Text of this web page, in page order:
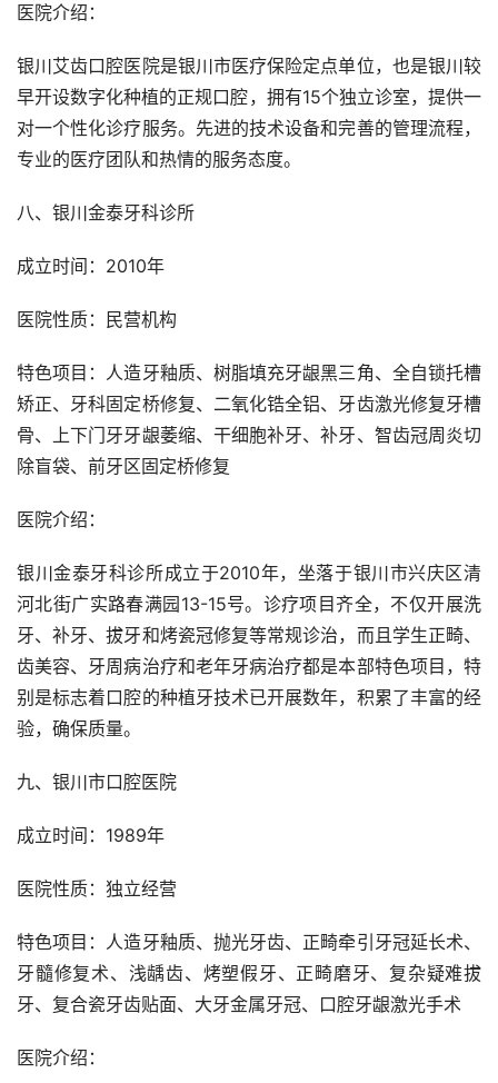
医院介绍：
银川艾齿口腔医院是银川市医疗保险定点单位，也是银川较
早开设数字化种植的正规口腔，拥有15个独立诊室，提供一
对一个性化诊疗服务。先进的技术设备和完善的管理流程，
专业的医疗团队和热情的服务态度。
八、银川金泰牙科诊所
成立时间：2010年
医院性质：民营机构
特色项目：人造牙釉质、树脂填充牙龈黑三角、全自锁托槽
矫正、牙科固定桥修复、二氧化锆全铝、牙齿激光修复牙槽
骨、上下门牙牙龈萎缩、干细胞补牙、补牙、智齿冠周炎切
除盲袋、前牙区固定桥修复
医院介绍：
银川金泰牙科诊所成立于2010年，坐落于银川市兴庆区清
河北街广实路春满园13-15号。诊疗项目齐全，不仅开展洗
牙、补牙、拔牙和烤瓷冠修复等常规诊治，而且学生正畸、
齿美容、牙周病治疗和老年牙病治疗都是本部特色项目，特
别是标志着口腔的种植牙技术已开展数年，积累了丰富的经
验，确保质量。
九、银川市口腔医院
成立时间：1989年
医院性质：独立经营
特色项目：人造牙釉质、抛光牙齿、正畸牵引牙冠延长术、
牙髓修复术、浅龋齿、烤塑假牙、正畸磨牙、复杂疑难拔
牙、复合瓷牙齿贴面、大牙金属牙冠、口腔牙龈激光手术
医院介绍：